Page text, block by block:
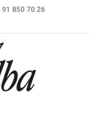
91 850 70 26